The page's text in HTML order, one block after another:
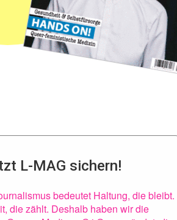
L-MAG sichern!
bedeutet Haltung, die bleibt.
die zählt. Deshalb haben wir die